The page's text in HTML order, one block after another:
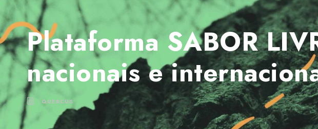
Plataforma SABOR
nacionais e
QUERCUS